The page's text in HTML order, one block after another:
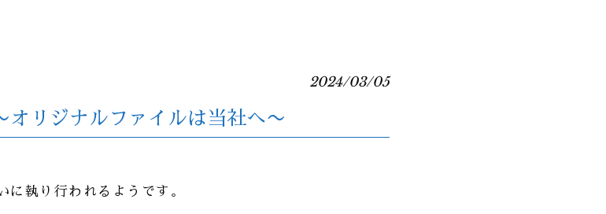
2024/03/05
オリジナルファイルは当社へ〜
執り行われるようです。